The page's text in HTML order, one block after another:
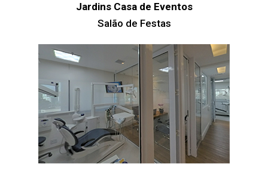
Jardins Casa de Eventos
Salão de Festas